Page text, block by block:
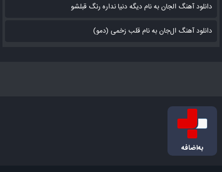
دانلود آهنگ الجان به نام دیگه دنیا نداره رنگ قبلشو
دانلود آهنگ ال‌جان به نام قلب زخمی (دمو)
به‌اضافه